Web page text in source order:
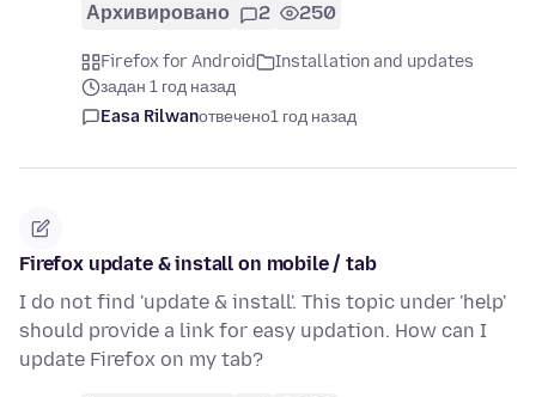
Архивировано 2 250
Firefox for Android
Installation and updates
задан 1 год назад
Easa Rilwanотвечено1 год назад
Firefox update & install on mobile / tab
I do not find 'update & install'. This topic under 'help'
should provide a link for easy updation. How can I
update Firefox on my tab?